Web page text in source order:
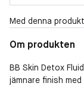
Med denna
Om produkten
BB Skin Detox
jämnare finish